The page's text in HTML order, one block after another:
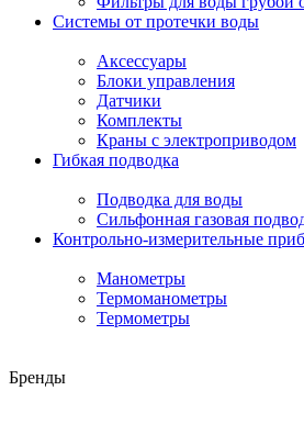
Системы от протечки воды
Аксессуары
Блоки управления
Датчики
Комплекты
Краны с электроприводом
Гибкая подводка
Подводка для воды
Сильфонная газовая
Контрольно-измерительные
Манометры
Термоманометры
Термометры
Бренды